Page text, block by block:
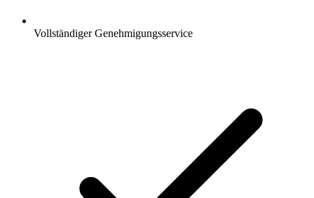
Vollständiger Genehmigungsservice